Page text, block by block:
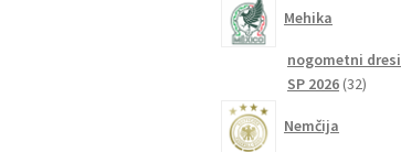
Mehika
nogometni dresi
SP 2026 3232
Nemčija